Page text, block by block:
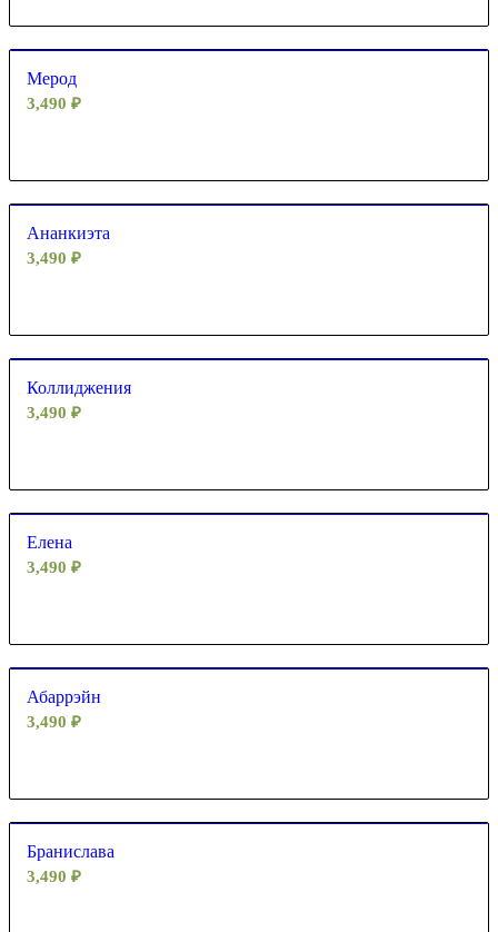
Мерод
3,490 ₽
Ананкиэта
3,490 ₽
Коллиджения
3,490 ₽
Елена
3,490 ₽
Абаррэйн
3,490 ₽
Бранислава
3,490 ₽